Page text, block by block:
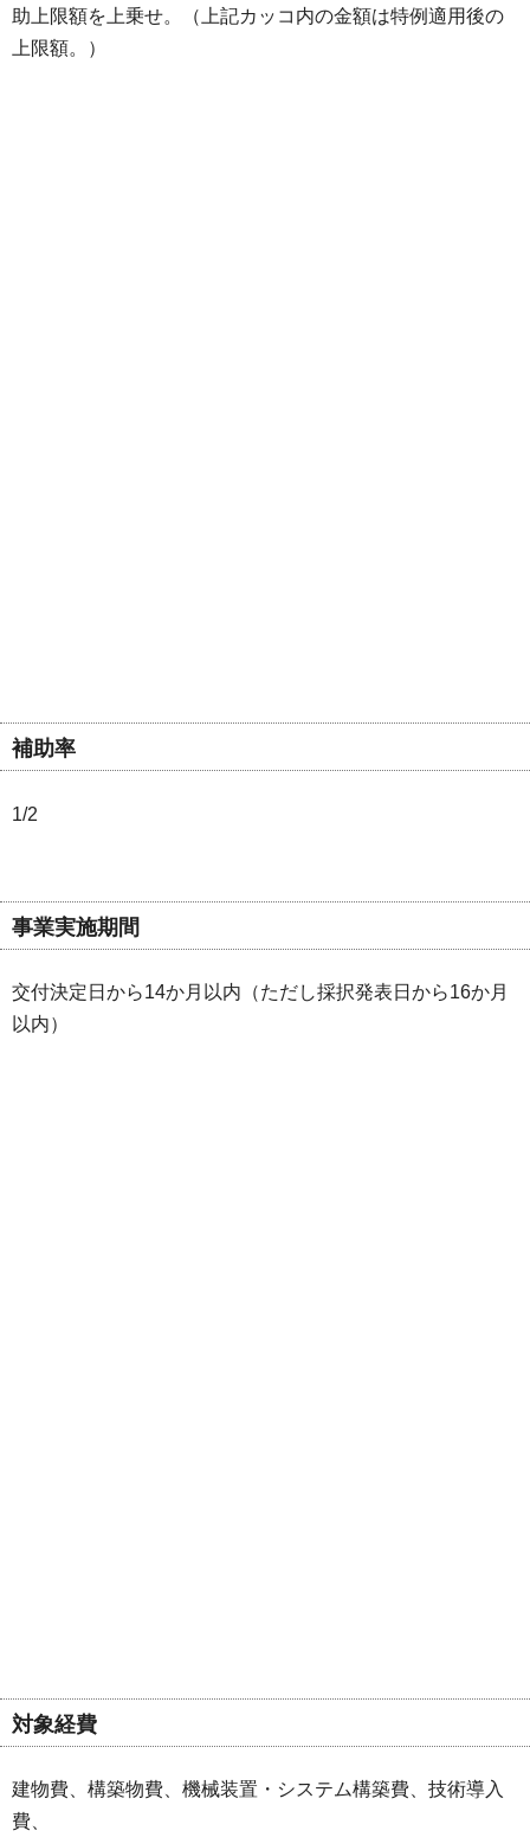
助上限額を上乗せ。（上記カッコ内の金額は特例適用後の
上限額。）
補助率
1/2
事業実施期間
交付決定日から14か月以内（ただし採択発表日から16か月
以内）
対象経費
建物費、構築物費、機械装置・システム構築費、技術導入
費、